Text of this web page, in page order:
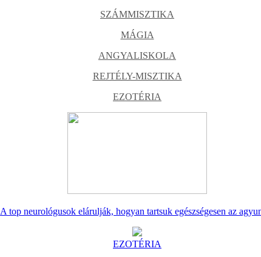
SZÁMMISZTIKA
MÁGIA
ANGYALISKOLA
REJTÉLY-MISZTIKA
EZOTÉRIA
A top neurológusok elárulják, hogyan tartsuk egészségesen az
EZOTÉRIA